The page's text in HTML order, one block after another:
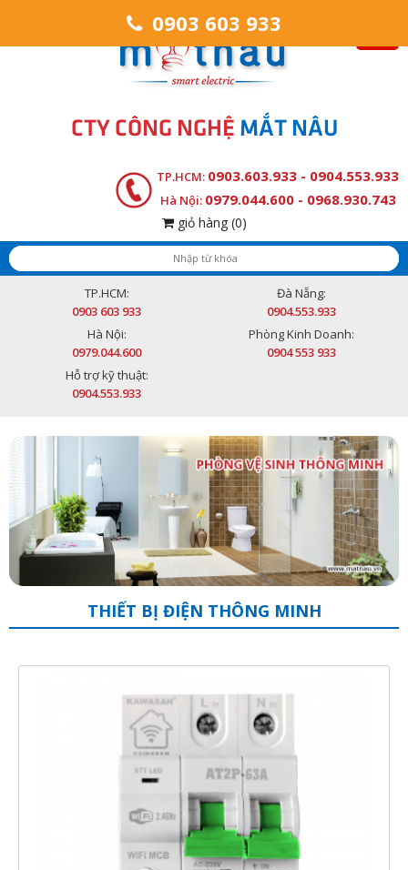
CTY CÔNG NGHỆ MẮT NÂU
TP.HCM: 0903.603.933 - 0904.553.933
Hà Nội: 0979.044.600 - 0968.930.743
giỏ hàng (0)
TP.HCM:
0903 603 933
Đà Nẵng:
0904.553.933
Hà Nội:
0979.044.600
Phòng Kinh Doanh:
0904 553 933
Hỗ trợ kỹ thuật:
0904.553.933
THIẾT BỊ ĐIỆN THÔNG MINH
0903 603 933